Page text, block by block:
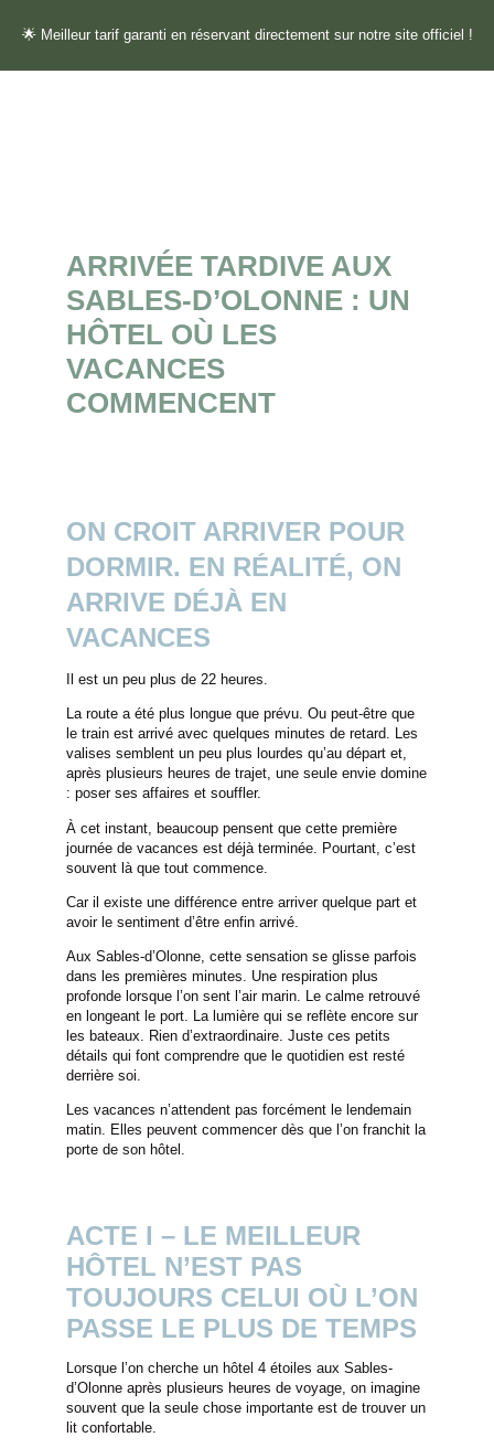
🌟 Meilleur tarif garanti en réservant directement sur notre site officiel !
ARRIVÉE TARDIVE AUX
SABLES-D’OLONNE : UN
HÔTEL OÙ LES
VACANCES
COMMENCENT
ON CROIT ARRIVER POUR
DORMIR. EN RÉALITÉ, ON
ARRIVE DÉJÀ EN
VACANCES
Il est un peu plus de 22 heures.
La route a été plus longue que prévu. Ou peut-être que
le train est arrivé avec quelques minutes de retard. Les
valises semblent un peu plus lourdes qu’au départ et,
après plusieurs heures de trajet, une seule envie domine
: poser ses affaires et souffler.
À cet instant, beaucoup pensent que cette première
journée de vacances est déjà terminée. Pourtant, c’est
souvent là que tout commence.
Car il existe une différence entre arriver quelque part et
avoir le sentiment d’être enfin arrivé.
Aux Sables-d’Olonne, cette sensation se glisse parfois
dans les premières minutes. Une respiration plus
profonde lorsque l’on sent l’air marin. Le calme retrouvé
en longeant le port. La lumière qui se reflète encore sur
les bateaux. Rien d’extraordinaire. Juste ces petits
détails qui font comprendre que le quotidien est resté
derrière soi.
Les vacances n’attendent pas forcément le lendemain
matin. Elles peuvent commencer dès que l’on franchit la
porte de son hôtel.
ACTE I – LE MEILLEUR
HÔTEL N’EST PAS
TOUJOURS CELUI OÙ L’ON
PASSE LE PLUS DE TEMPS
Lorsque l’on cherche un hôtel 4 étoiles aux Sables-
d’Olonne après plusieurs heures de voyage, on imagine
souvent que la seule chose importante est de trouver un
lit confortable.